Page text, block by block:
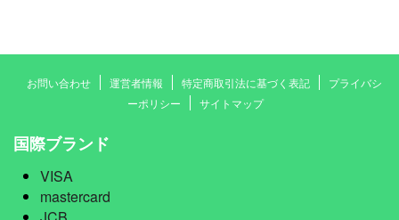
お問い合わせ 運営者情報 特定商取引法に基づく表記
プライバシ
ーポリシー
サイトマップ
国際ブランド
VISA
mastercard